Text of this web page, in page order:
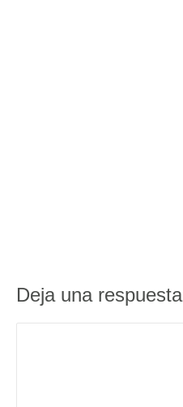
Deja una respuesta